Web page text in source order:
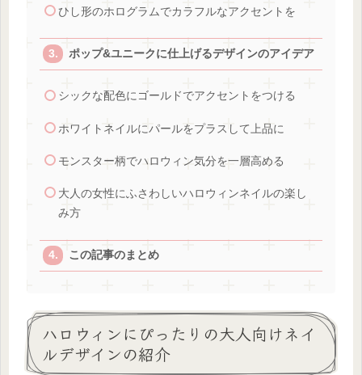
ひし形のホログラムでカラフルなアクセントを
ポップ&ユニークに仕上げるデザインのアイデア
シックな配色にゴールドでアクセントをつける
ホワイトネイルにパールをプラスして上品に
モンスター柄でハロウィン気分を一層高める
大人の女性にふさわしいハロウィンネイルの楽し
み方
この記事のまとめ
ハロウィンにぴったりの大人向けネイ
ルデザインの紹介